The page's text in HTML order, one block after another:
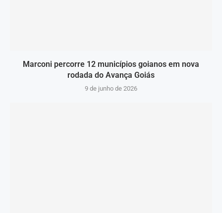
Marconi percorre 12 municípios goianos em nova
rodada do Avança Goiás
9 de junho de 2026